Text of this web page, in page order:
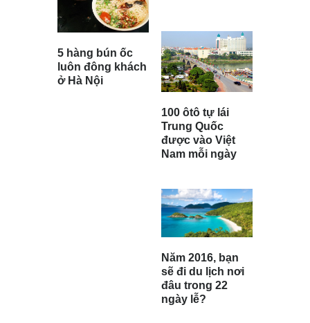
5 hàng bún ốc
luôn đông khách
ở Hà Nội
100 ôtô tự lái
Trung Quốc
được vào Việt
Nam mỗi ngày
Năm 2016, bạn
sẽ đi du lịch nơi
đâu trong 22
ngày lễ?